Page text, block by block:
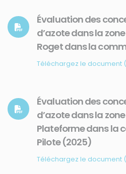
Évaluation des
d’azote dans la
Roget dans la
Téléchargez le document
Évaluation des
d’azote dans la
Plateforme dans la
Pilote (2025)
Téléchargez le document